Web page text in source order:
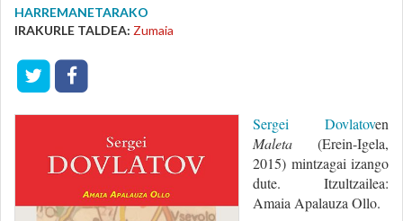
HARREMANETARAKO
IRAKURLE TALDEA: Zumaia
Sergei Dovlatoven
Maleta (Erein-Igela,
2015) mintzagai izango
dute. Itzultzailea:
Amaia Apalauza Ollo.